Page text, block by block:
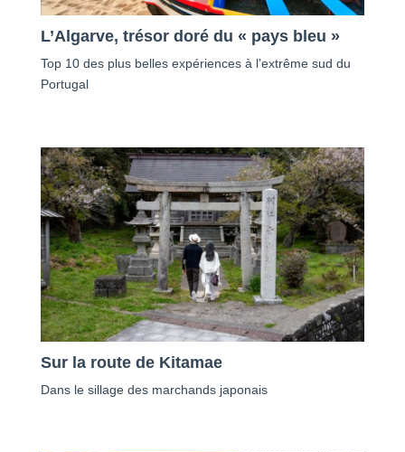
L’Algarve, trésor doré du « pays bleu »
Top 10 des plus belles expériences à l’extrême sud du
Portugal
Sur la route de Kitamae
Dans le sillage des marchands japonais